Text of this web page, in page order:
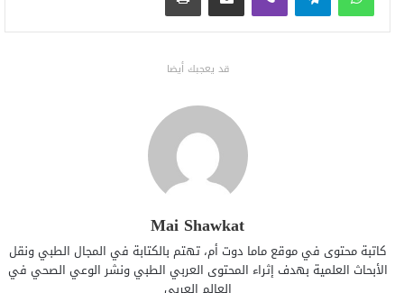
قد يعجبك أيضا
Mai Shawkat
كاتبة محتوى في موقع ماما دوت أم، تهتم بالكتابة في المجال الطبي ونقل
الأبحاث العلمية بهدف إثراء المحتوى العربي الطبي ونشر الوعي الصحي في